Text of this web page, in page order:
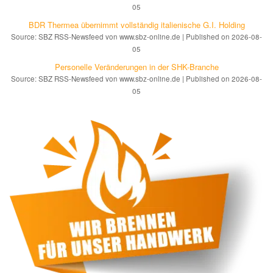
05
BDR Thermea übernimmt vollständig italienische G.I. Holding
Source: SBZ RSS-Newsfeed von www.sbz-online.de
Published on 2026-08-
05
Personelle Veränderungen in der SHK-Branche
Source: SBZ RSS-Newsfeed von www.sbz-online.de
Published on 2026-08-
05